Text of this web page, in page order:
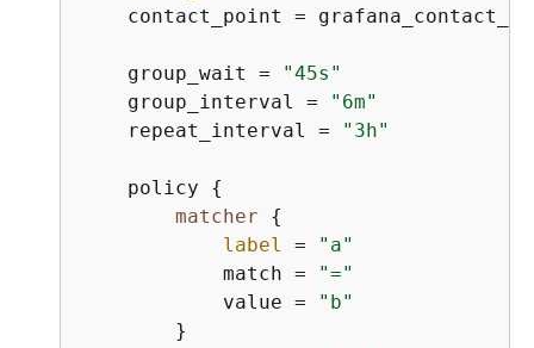
contact_point =
    group_wait =
"45s"
    group_interval =
"6m"
    repeat_interval =
"3h"
    policy
{
matcher
{
label
=
"a"
            match =
"="
            value =
"b"
        }